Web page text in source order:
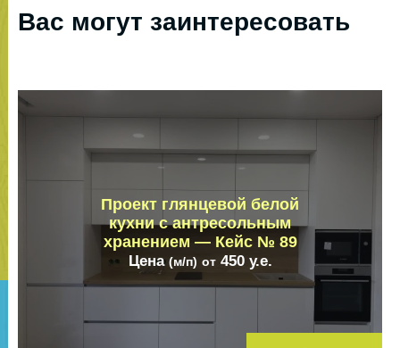
Вас могут заинтересовать
Проект глянцевой белой
кухни с антресольным
хранением — Кейс № 89
Цена(м/п) от450 у.е.